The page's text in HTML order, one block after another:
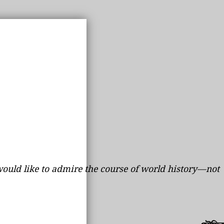
like to admire the course of world history—not